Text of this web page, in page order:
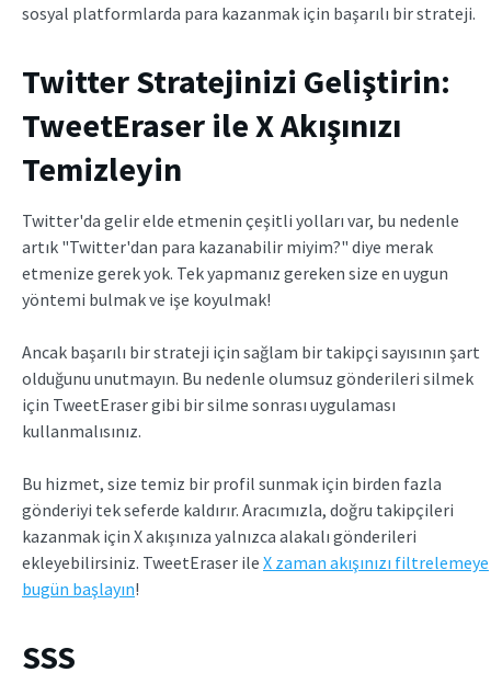
sosyal platformlarda para kazanmak için başarılı bir strateji.
Twitter Stratejinizi Geliştirin:
TweetEraser ile X Akışınızı
Temizleyin
Twitter'da gelir elde etmenin çeşitli yolları var, bu nedenle
artık "Twitter'dan para kazanabilir miyim?" diye merak
etmenize gerek yok. Tek yapmanız gereken size en uygun
yöntemi bulmak ve işe koyulmak!
Ancak başarılı bir strateji için sağlam bir takipçi sayısının şart
olduğunu unutmayın. Bu nedenle olumsuz gönderileri silmek
için TweetEraser gibi bir silme sonrası uygulaması
kullanmalısınız.
Bu hizmet, size temiz bir profil sunmak için birden fazla
gönderiyi tek seferde kaldırır. Aracımızla, doğru takipçileri
kazanmak için X akışınıza yalnızca alakalı gönderileri
ekleyebilirsiniz. TweetEraser ile X zaman akışınızı filtrelemeye
bugün başlayın!
SSS